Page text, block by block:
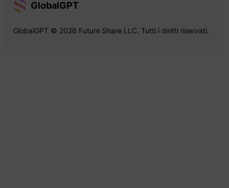
GlobalGPT
GlobalGPT © 2026 Future Share LLC. Tutti i diritti riservati.